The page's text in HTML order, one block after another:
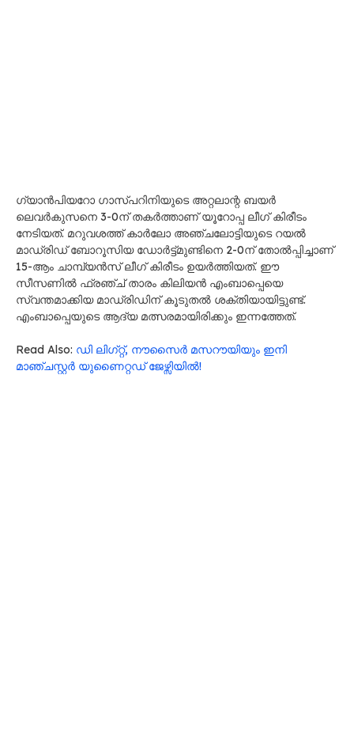
ഗ്യാൻപിയറോ ഗാസ്പറിനിയുടെ അറ്റലാന്റ ബയർ
ലെവർകുസനെ 3-0ന് തകർത്താണ് യൂറോപ്പ ലീഗ് കിരീടം
നേടിയത്. മറുവശത്ത് കാർലോ അഞ്ചലോട്ടിയുടെ റയൽ
മാഡ്രിഡ് ബോറൂസിയ ഡോർട്ട്മുണ്ടിനെ 2-0ന് തോൽപ്പിച്ചാണ്
15-ആം ചാമ്പ്യൻസ് ലീഗ് കിരീടം ഉയർത്തിയത്. ഈ
സീസണിൽ ഫ്രഞ്ച് താരം കിലിയൻ എംബാപ്പെയെ
സ്വന്തമാക്കിയ മാഡ്രിഡിന് കൂടുതൽ ശക്തിയായിട്ടുണ്ട്.
എംബാപ്പെയുടെ ആദ്യ മത്സരമായിരിക്കും ഇന്നത്തേത്.
Read Also: ഡി ലിഗ്റ്റ്, നൗസൈർ മസറൗയിയും ഇനി
മാഞ്ചസ്റ്റർ യുണൈറ്റഡ് ജേഴ്സിയിൽ!